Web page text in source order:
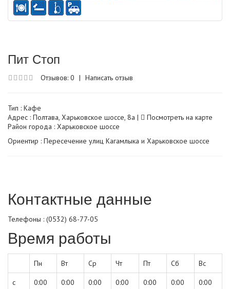
Пит Стоп
Отзывов: 0 | Написать отзыв
Тип : Кафе
Адрес : Полтава, Харьковское шоссе, 8а |
Посмотреть на карте
Район города : Харьковское шоссе
Ориентир : Пересечение улиц Кагамлыка и Харьковское шоссе
Контактные данные
Телефоны : (0532) 68-77-05
Время работы
Пн Вт Ср Чт Пт Сб Вс
с 0:00 0:00 0:00 0:00 0:00 0:00 0:00